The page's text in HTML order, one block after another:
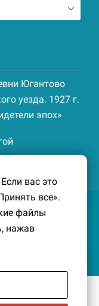
Югантово
уезда. 1927 г.
эпох»
уезда. 1926-
«Свидетели
– Кусочек
вас это
все».
файлы
нажав